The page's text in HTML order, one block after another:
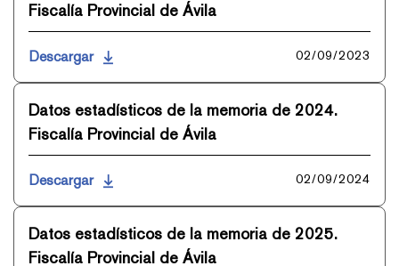
Fiscalía Provincial de Ávila
Descargar 02/09/2023
Datos estadísticos de la memoria de 2024.
Fiscalía Provincial de Ávila
Descargar 02/09/2024
Datos estadísticos de la memoria de 2025.
Fiscalía Provincial de Ávila